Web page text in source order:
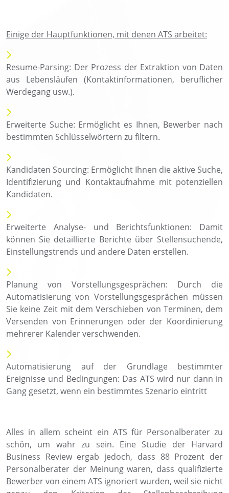
Einige der Hauptfunktionen, mit denen ATS arbeitet:
Resume-Parsing: Der Prozess der Extraktion von Daten
aus Lebensläufen (Kontaktinformationen, beruflicher
Werdegang usw.).
Erweiterte Suche: Ermöglicht es Ihnen, Bewerber nach
bestimmten Schlüsselwörtern zu filtern.
Kandidaten Sourcing: Ermöglicht Ihnen die aktive Suche,
Identifizierung und Kontaktaufnahme mit potenziellen
Kandidaten.
Erweiterte Analyse- und Berichtsfunktionen: Damit
können Sie detaillierte Berichte über Stellensuchende,
Einstellungstrends und andere Daten erstellen.
Planung von Vorstellungsgesprächen: Durch die
Automatisierung von Vorstellungsgesprächen müssen
Sie keine Zeit mit dem Verschieben von Terminen, dem
Versenden von Erinnerungen oder der Koordinierung
mehrerer Kalender verschwenden.
Automatisierung auf der Grundlage bestimmter
Ereignisse und Bedingungen: Das ATS wird nur dann in
Gang gesetzt, wenn ein bestimmtes Szenario eintritt
Alles in allem scheint ein ATS für Personalberater zu
schön, um wahr zu sein. Eine Studie der Harvard
Business Review ergab jedoch, dass 88 Prozent der
Personalberater der Meinung waren, dass qualifizierte
Bewerber von einem ATS ignoriert wurden, weil sie nicht